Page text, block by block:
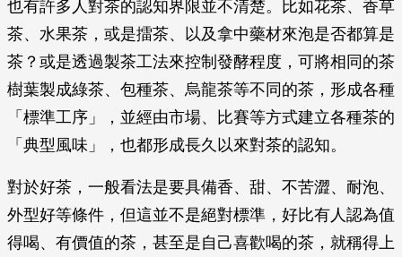
也有許多人對茶的認知界限並不清楚。比如花茶、香草
茶、水果茶，或是擂茶、以及拿中藥材來泡是否都算是
茶？或是透過製茶工法來控制發酵程度，可將相同的茶
樹葉製成綠茶、包種茶、烏龍茶等不同的茶，形成各種
「標準工序」，並經由市場、比賽等方式建立各種茶的
「典型風味」，也都形成長久以來對茶的認知。
對於好茶，一般看法是要具備香、甜、不苦澀、耐泡、
外型好等條件，但這並不是絕對標準，好比有人認為值
得喝、有價值的茶，甚至是自己喜歡喝的茶，就稱得上